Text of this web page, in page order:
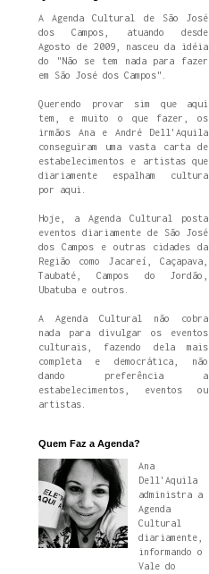
A Agenda Cultural de São José
dos Campos, atuando desde
Agosto de 2009, nasceu da idéia
do "Não se tem nada para fazer
em São José dos Campos".
Querendo provar sim que aqui
tem, e muito o que fazer, os
irmãos Ana e André Dell'Aquila
conseguiram uma vasta carta de
estabelecimentos e artistas que
diariamente espalham cultura
por aqui.
Hoje, a Agenda Cultural posta
eventos diariamente de São José
dos Campos e outras cidades da
Região como Jacareí, Caçapava,
Taubaté, Campos do Jordão,
Ubatuba e outros.
A Agenda Cultural não cobra
nada para divulgar os eventos
culturais, fazendo dela mais
completa e democrática, não
dando preferência a
estabelecimentos, eventos ou
artistas.
Quem Faz a Agenda?
Ana
Dell'Aquila
administra a
Agenda
Cultural
diariamente,
informando o
Vale do